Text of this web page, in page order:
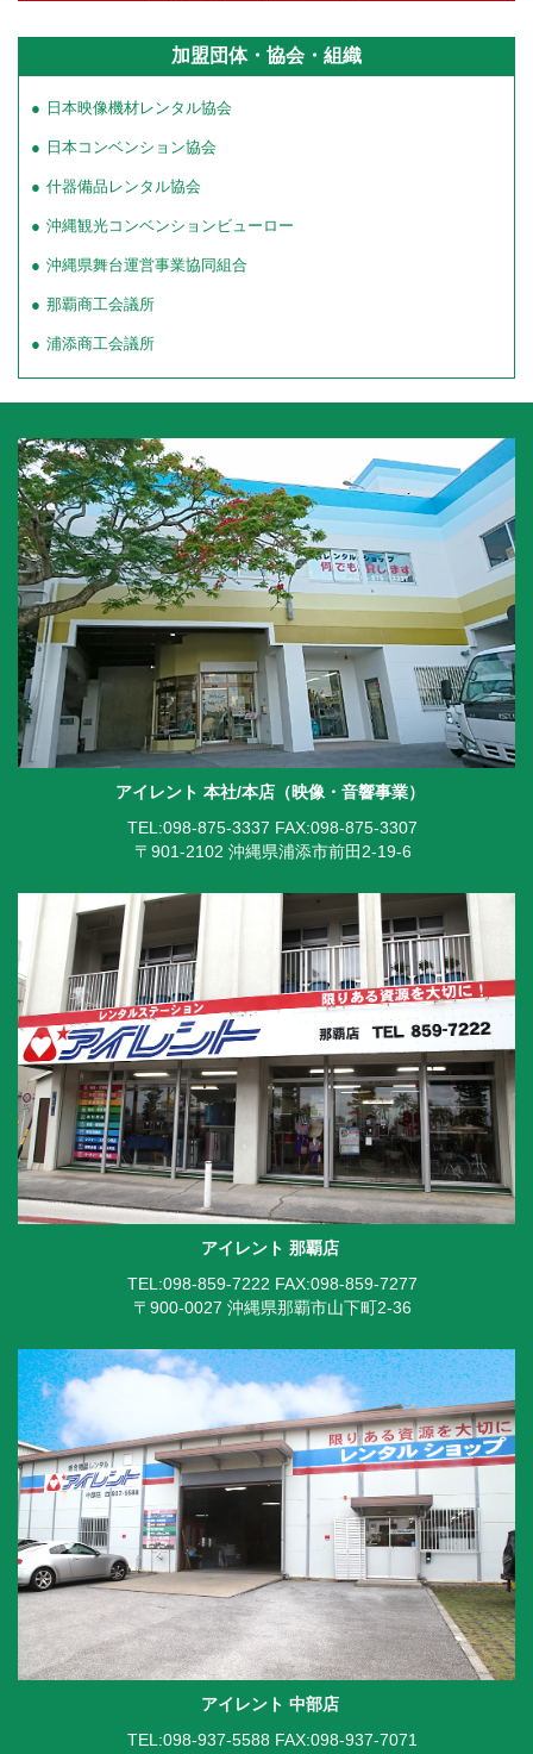
加盟団体・協会・組織
日本映像機材レンタル協会
日本コンベンション協会
什器備品レンタル協会
沖縄観光コンベンションビューロー
沖縄県舞台運営事業協同組合
那覇商工会議所
浦添商工会議所
アイレント 本社/本店（映像・音響事業）
TEL:098-875-3337 FAX:098-875-3307
〒901-2102 沖縄県浦添市前田2-19-6
アイレント 那覇店
TEL:098-859-7222 FAX:098-859-7277
〒900-0027 沖縄県那覇市山下町2-36
アイレント 中部店
TEL:098-937-5588 FAX:098-937-7071